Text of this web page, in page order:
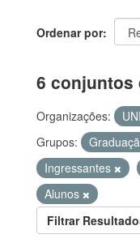
Ordenar por
6 conjuntos
Organizações:
Grupos:
Ingressantes
Alunos
Filtrar